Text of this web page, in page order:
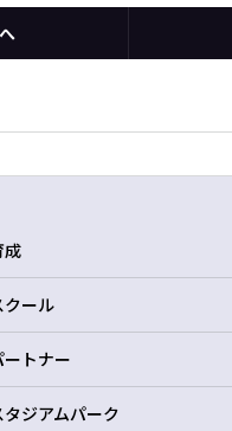
成
クール
ートナー
タジアムパーク